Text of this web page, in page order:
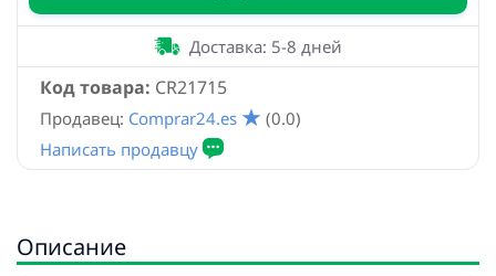
Код товара: CR21715
Доставка: 5-8 дней
Продавец: Comprar24.es (0.0)
Описание